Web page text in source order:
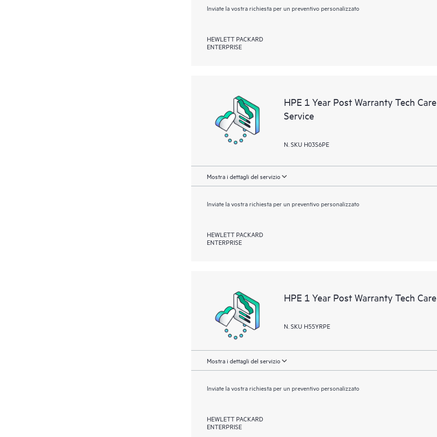
Inviate la vostra richiesta per un preventivo personalizzato
HEWLETT PACKARD
ENTERPRISE
HPE 1 Year Post Warranty Tech
Service
N. SKU H03S6PE
Mostra i dettagli del servizio
Inviate la vostra richiesta per un preventivo personalizzato
HEWLETT PACKARD
ENTERPRISE
HPE 1 Year Post Warranty Tech
N. SKU H55YRPE
Mostra i dettagli del servizio
Inviate la vostra richiesta per un preventivo personalizzato
HEWLETT PACKARD
ENTERPRISE